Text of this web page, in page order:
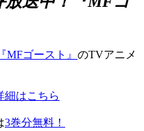
『MFゴースト』 のTVアニメ
はこちら
3巻分無料！